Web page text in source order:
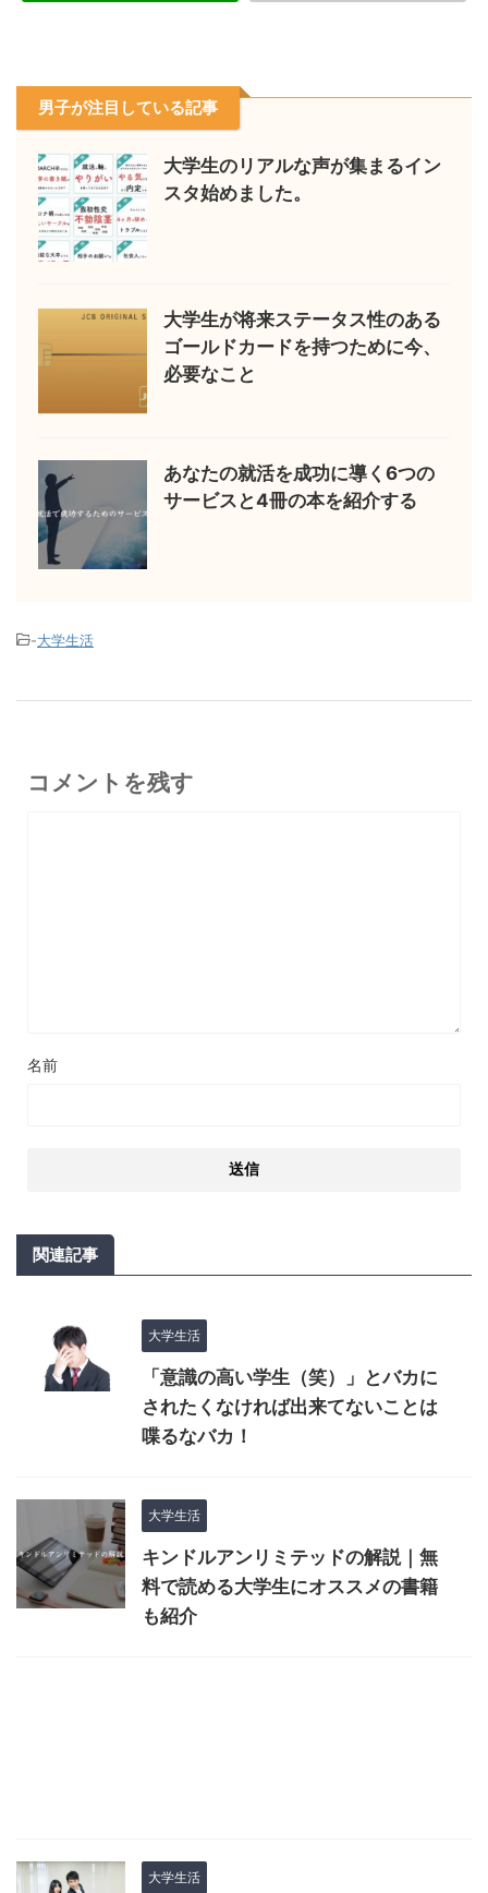
男子が注目している記事
大学生のリアルな声が集まるイン
スタ始めました。
大学生が将来ステータス性のある
ゴールドカードを持つために今、
必要なこと
あなたの就活を成功に導く6つの
サービスと4冊の本を紹介する
-大学生活
コメントを残す
名前
関連記事
大学生活
「意識の高い学生（笑）」とバカに
されたくなければ出来てないことは
喋るなバカ！
大学生活
キンドルアンリミテッドの解説｜無
料で読める大学生にオススメの書籍
も紹介
大学生活